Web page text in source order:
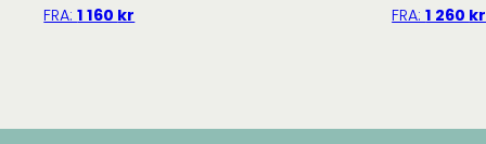
FRA:1 160 kr FRA:1 260 kr